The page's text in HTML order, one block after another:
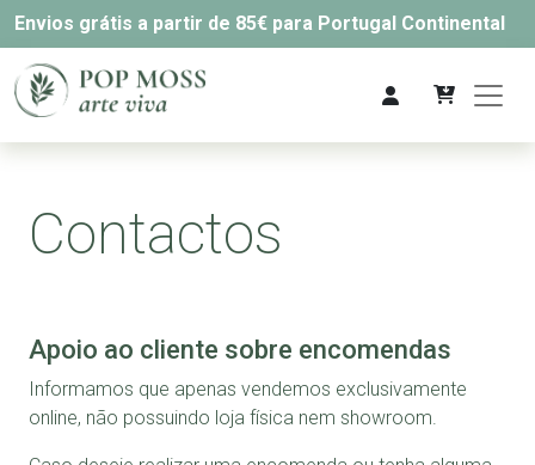
Envios grátis a partir de 85€ para Portugal Continental
Contactos
Apoio ao cliente sobre encomendas
Informamos que apenas vendemos exclusivamente
online, não possuindo loja física nem showroom.